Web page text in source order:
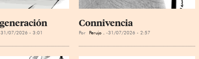
31/07/2026 - 3:01
Connivencia
Por Perujo . 31/07/2026 - 2:57